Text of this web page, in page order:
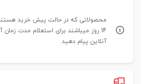
14 روز میباشند برای استعلام مدت
آنلاین پیام دهید